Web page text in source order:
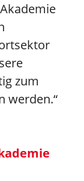
zum
werden.“